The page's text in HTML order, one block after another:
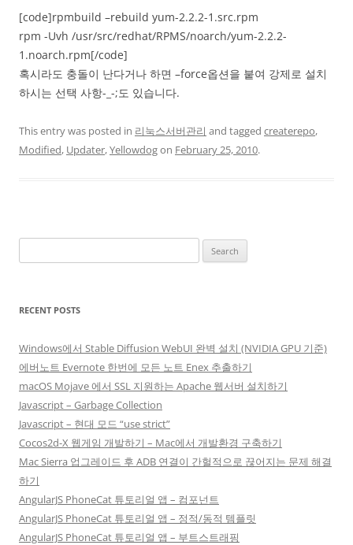
[code]rpmbuild –rebuild yum-2.2.2-1.src.rpm
rpm -Uvh /usr/src/redhat/RPMS/noarch/yum-2.2.2-
1.noarch.rpm[/code]
혹시라도 충돌이 난다거나 하면 –force옵션을 붙여 강제로 설치
하시는 선택 사항-_-;도 있습니다.
This entry was posted in 리눅스서버관리 and tagged createrepo,
Modified, Updater,Yellowdogon February 25, 2010.
for:
RECENT POSTS
Windows에서 Stable Diffusion WebUI 완벽 설치 (NVIDIA GPU 기준)
에버노트 Evernote 한번에 모든 노트 Enex 추출하기
macOS Mojave 에서 SSL 지원하는 Apache 웹서버 설치하기
Javascript – Garbage Collection
Javascript – 현대 모드 “use strict”
Cocos2d-X 웹게임 개발하기 – Mac에서 개발환경 구축하기
Mac Sierra 업그레이드 후 ADB 연결이 간헐적으로 끊어지는 문제 해결
하기
AngularJS PhoneCat 튜토리얼 앱 – 컴포넌트
AngularJS PhoneCat 튜토리얼 앱 – 정적/동적 템플릿
AngularJS PhoneCat 튜토리얼 앱 – 부트스트래핑